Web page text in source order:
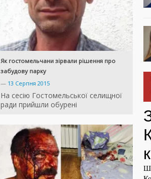
Як гостомельчани зірвали рішення про
забудову парку
— 13 Серпня 2015
На сесію Гостомельської селищної
ради прийшли обурені